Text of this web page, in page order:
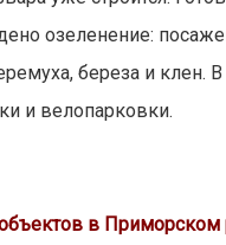
озеленение:
береза и
и велопарковки.
в